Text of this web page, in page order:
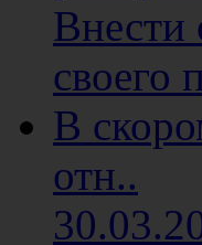
Внести
своего
В
отн..